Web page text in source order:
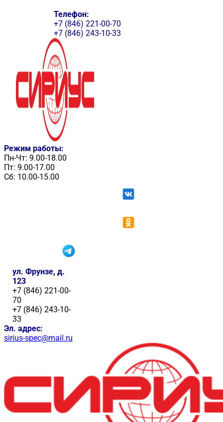
Телефон:
+7 (846) 221-00-70
+7 (846) 243-10-33
Режим работы:
Пн-Чт: 9.00-18.00
Пт: 9.00-17.00
Сб: 10.00-15.00
ул. Фрунзе, д.
123
+7 (846) 221-00-
70
+7 (846) 243-10-
33
Эл. адрес:
sirius-spec@mail.ru